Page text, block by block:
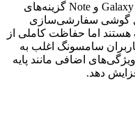
برای سری‌های Galaxy و Note گزینه‌های
گوشی سفارشی‌سازی
هستند اما حفاظت کاملی از
سامسونگ اغلب به
اضافی مانند پایه
دهد.